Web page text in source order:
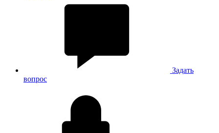
Задать
вопрос